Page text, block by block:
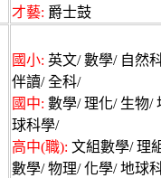
才藝: 爵士鼓
國小: 英文/ 數學/ 自然
伴讀/ 全科/
國中: 數學/ 理化/ 生物/
球科學/
高中(職): 文組數學/ 理
數學/ 物理/ 化學/ 地球